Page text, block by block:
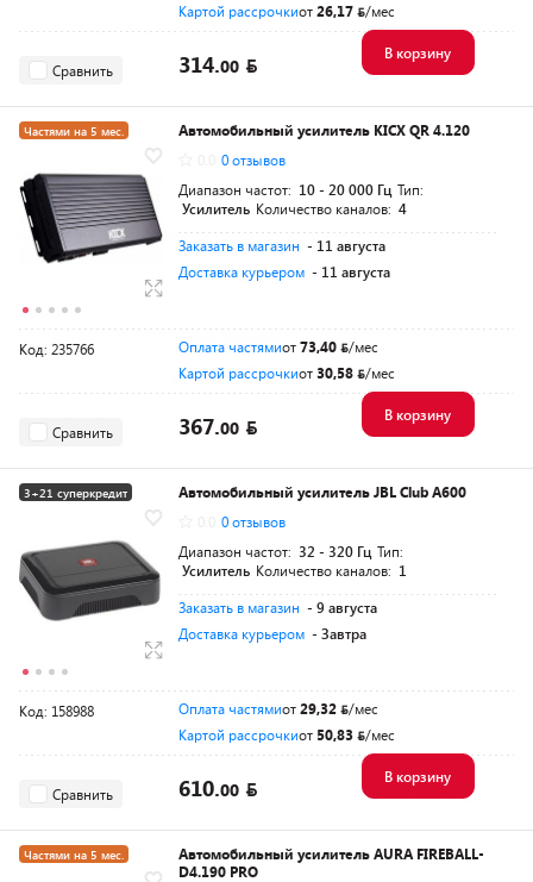
Картой рассрочкиот26,17 /мес
Сравнить 314.00
В корзину
Частями на 5 мес.
Автомобильный усилитель KICX QR 4.120
0 отзывов
Диапазон частот: 10 - 20 000 Гц Тип:
Усилитель Количество каналов: 4
Заказать в магазин - 11 августа
Доставка курьером - 11 августа
Код: 235766 Оплата частямиот73,40
/мес
Картой рассрочкиот30,58 /мес
Сравнить 367.00
В корзину
3+21 суперкредит
Автомобильный усилитель JBL Club A600
0 отзывов
Диапазон частот: 32 - 320 Гц Тип:
Усилитель Количество каналов: 1
Заказать в магазин - 9 августа
Доставка курьером - Завтра
Код: 158988 Оплата частямиот29,32
/мес
Картой рассрочкиот 50,83 /мес
Сравнить 610.00
В корзину
Частями на 5 мес.
Автомобильный усилитель AURA FIREBALL-
D4.190 PRO